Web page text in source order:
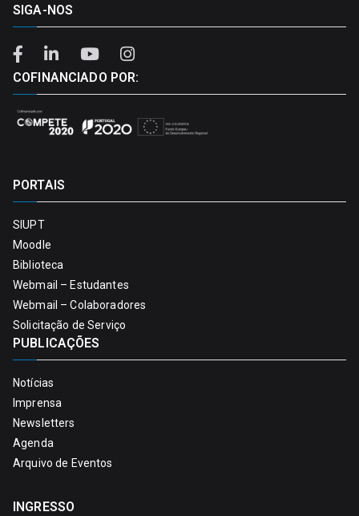
SIGA-NOS
COFINANCIADO POR:
PORTAIS
SIUPT
Moodle
Biblioteca
Webmail – Estudantes
Webmail – Colaboradores
Solicitação de Serviço
PUBLICAÇÕES
Notícias
Imprensa
Newsletters
Agenda
Arquivo de Eventos
INGRESSO